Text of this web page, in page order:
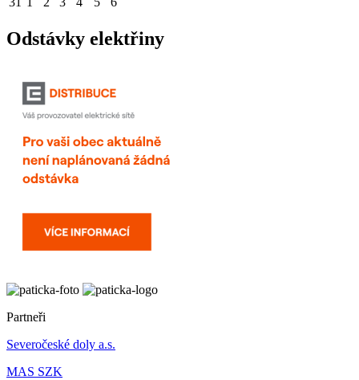
Odstávky elektřiny
Partneři
Severočeské doly a.s.
MAS SZK